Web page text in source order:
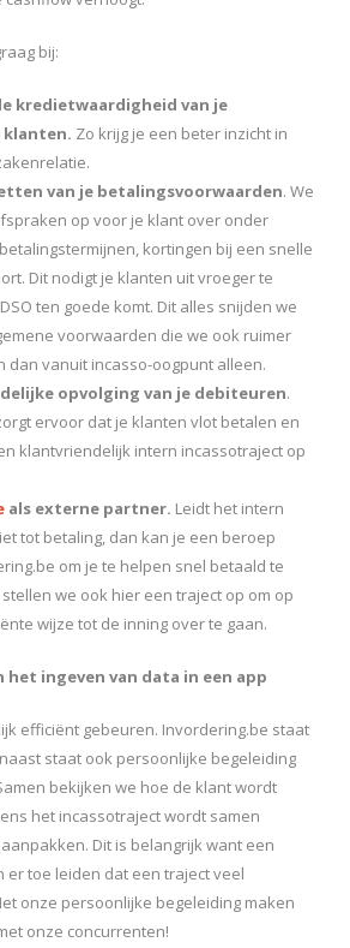
bij:
kredietwaardigheid van je
Zo krijg je een beter inzicht in
van je betalingsvoorwaarden. We
op voor je klant over onder
kortingen bij een snelle
Dit nodigt je klanten uit vroeger te
ten goede komt. Dit alles snijden we
voorwaarden die we ook ruimer
dan vanuit incasso-oogpunt alleen.
opvolging van je debiteuren.
ervoor dat je klanten vlot betalen en
klantvriendelijk intern incassotraject op
als externe partner. Leidt het intern
tot betaling, dan kan je een beroep
om je te helpen snel betaald te
we ook hier een traject op om op
wijze tot de inning over te gaan.
het ingeven van data in een app
efficiënt gebeuren. Invordering.be staat
staat ook persoonlijke begeleiding
bekijken we hoe de klant wordt
het incassotraject wordt samen
Dit is belangrijk want een
toe leiden dat een traject veel
onze persoonlijke begeleiding maken
onze concurrenten!